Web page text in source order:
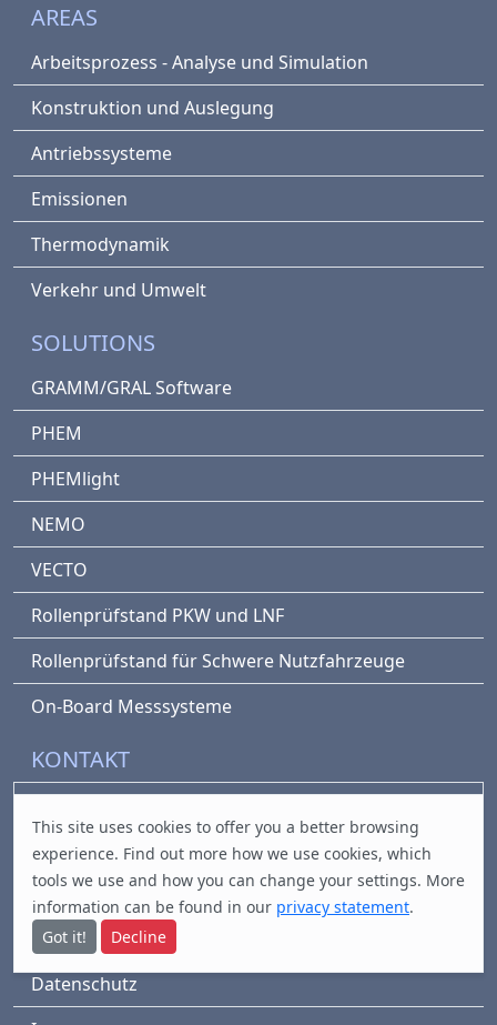
AREAS
Arbeitsprozess - Analyse und Simulation
Konstruktion und Auslegung
Antriebssysteme
Emissionen
Thermodynamik
Verkehr und Umwelt
SOLUTIONS
GRAMM/GRAL Software
PHEM
PHEMlight
NEMO
VECTO
Rollenprüfstand PKW und LNF
Rollenprüfstand für Schwere Nutzfahrzeuge
On-Board Messsysteme
KONTAKT
Inffeldgasse 19/III
8010 Graz, Austria
LEGAL
Datenschutz
This site uses cookies to offer you a better browsing
experience. Find out more how we use cookies, which
tools we use and how you can change your settings. More
information can be found in our privacy statement.
Got it!
Decline